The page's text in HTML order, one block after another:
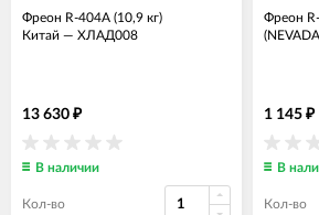
Фреон R-404А (10,9 кг)
Китай — ХЛАД008
13 630 ₽
В наличии
Кол-во
Фреон
1 145 ₽
В
Кол-во